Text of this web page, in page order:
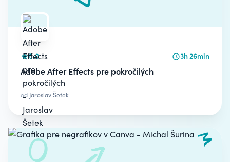
5.0 3h 26min
Adobe After Effects pre pokročilých
od Jaroslav Šetek